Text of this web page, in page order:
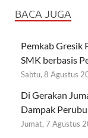
BACA JUGA
Pemkab Gresik
SMK berbasis
Sabtu, 8 Agustus
Di Gerakan
Dampak
Jumat, 7 Agustus